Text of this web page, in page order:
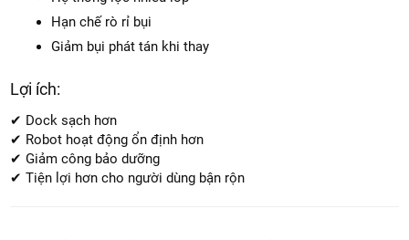
Túi rác trong bộ phụ kiện có:
Ưu điểm:
Hệ thống lọc nhiều lớp
Hạn chế rò rỉ bụi
Giảm bụi phát tán khi thay